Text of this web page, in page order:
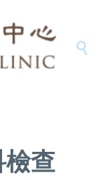

檢查